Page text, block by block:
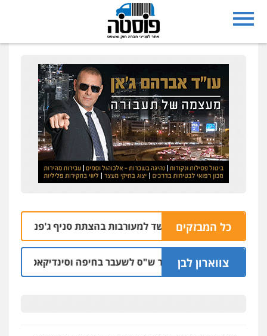
כל המבזקים
רחובות נעצרו בחשד למעורבות בהצתת סניף ג'פניקה
צווארון לבן
כתב אישום: יו"ר ש"ס לשעבר בחיפה וסינדיקאט